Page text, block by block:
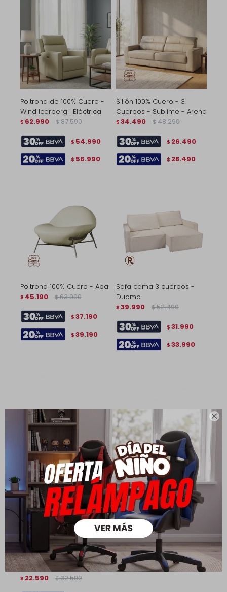

Poltrona de 100% Cuero -
Wind Icerberg | Eléctrica
$ 62.990 $ 87.590
$ 54.990
$ 56.990
Sillón 100% Cuero - 3
Cuerpos - Sublime - Arena
$ 34.490 $ 48.290
$ 26.490
$ 28.490
Poltrona 100% Cuero - Aba
$ 45.190 $ 63.000
$ 37.190
$ 39.190
Sofa cama 3 cuerpos -
Duomo
$ 39.990 $ 52.490
$ 31.990
$ 33.990
Sillon Alessio - 1 Cuerpo - Tela
$ 22.590 $ 32.590